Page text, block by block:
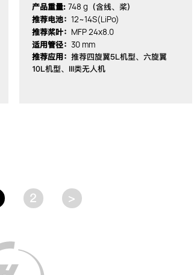
产品重量: 748 g （含线、桨)
推荐电池： 12~14S(LiPo)
推荐桨叶： MFP 24x8.0
适用管径： 30 mm
推荐应用： 推荐四旋翼5L机型、六旋翼
10L机型、III类无人机
2 >